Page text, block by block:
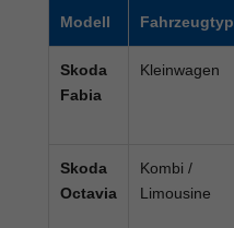
Modell Fahrzeugtyp
Skoda
Fabia
Kleinwagen
Skoda
Octavia
Kombi /
Limousine